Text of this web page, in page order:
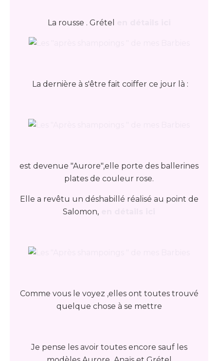
La rousse . Grétel
La dernière à s'être fait coiffer ce jour là :
est devenue "Aurore",elle porte des ballerines
plates de couleur rose.
Elle a revêtu un déshabillé réalisé au point de
Salomon,
Comme vous le voyez ,elles ont toutes trouvé
quelque chose à se mettre
Je pense les avoir toutes encore sauf les